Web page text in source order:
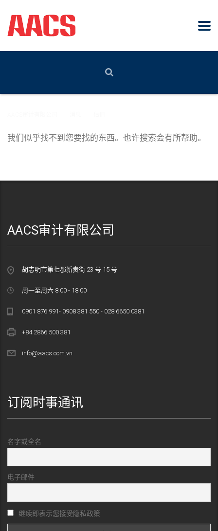
我们似乎找不到您要找的东西。也许搜索会有所帮助。
AACS审计有限公司
胡志明市第七郡新贵街 23 号 15 号
周一至周六 8.00 - 18.00
0901 876 991- 0908 381 550 - 028 6650 0381
+84 2866 500 381
info@aacs.com.vn
订阅时事通讯
名字或全名
电子邮件
继续即表示您接受隐私政策